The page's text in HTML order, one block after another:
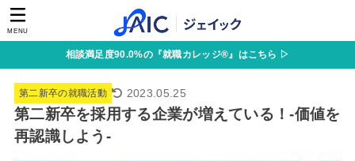
MENU
相談満足度90.0%の『就職カレッジ®』はこちら ▷
第二新卒の就職活動 2023.05.25
第二新卒を採用する企業が増えている！-価値を
再認識しよう-